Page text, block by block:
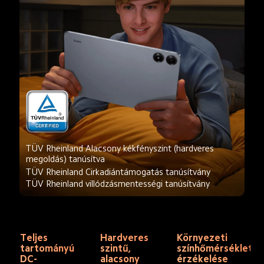
TÜV Rheinland Alacsony kékfényszint (hardveres
megoldás) tanúsítva
TÜV Rheinland Cirkadiántámogatás tanúsítvány
TÜV Rheinland villódzásmentességi tanúsítvány
Teljes
tartományú
DC-
Hardveres
szintű,
alacsony
Környezeti
színhőmérséklet
érzékelése